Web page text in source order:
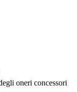
oneri concessori